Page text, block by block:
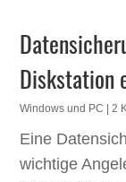
Diskstation
Windows und PC | 2
Eine
wichtige